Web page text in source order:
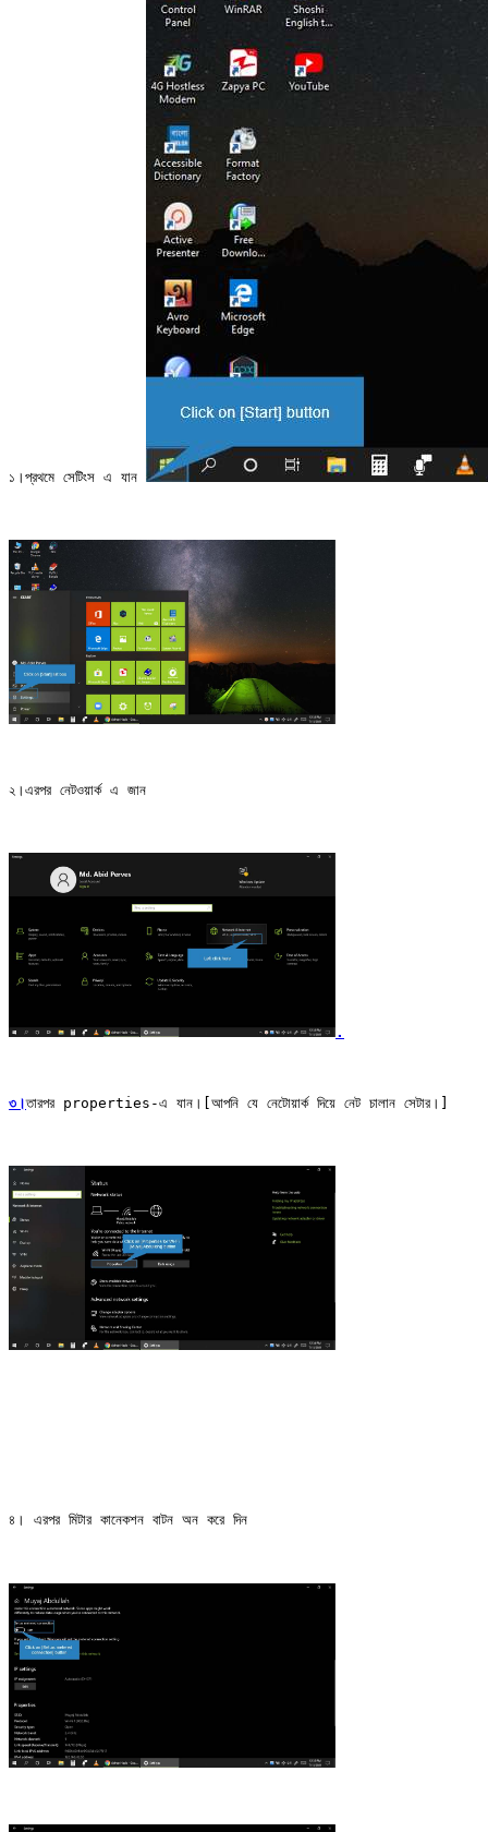
১।প্রথমে সেটিংস এ যান
২।এরপর নেটওয়ার্ক এ জান
.
৩।তারপর properties-এ যান।[আপনি যে নেটোয়ার্ক দিয়ে নেট চালান সেটার।]
৪। এরপর মিটার কানেকশন বাটন অন করে দিন